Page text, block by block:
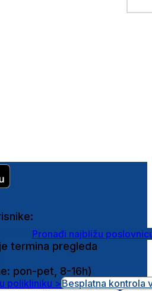
Pronađi najbližu
termina pregleda
pon-pet, 8-16h)
polikliniku >Besplatna kontrola